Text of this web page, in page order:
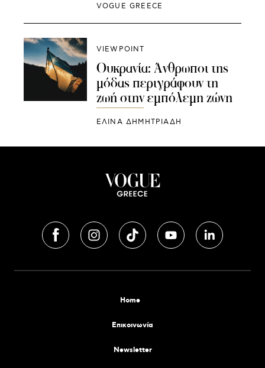
VOGUE GREECE
VIEWPOINT
Ουκρανία: Άνθρωποι της
μόδας περιγράφουν τη
ζωή στην εμπόλεμη ζώνη
ΕΛΙΝΑ ΔΗΜΗΤΡΙΑΔΗ
Home
Επικοινωνία
Newsletter